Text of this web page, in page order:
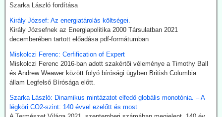
klíma-lezárásokat a kovid-lezárások mintájára?
Google és az egyéb MI által támogatott keresők szerint a
klímavészhelyzet miatti lezárások csupáncsak összeesküvés-
elmélet. Az igazság evvel szemben az, hogy a fogalmat egy, a
WHO megbízásából dolgozó közgazdász alkotta meg 2020
októberében. A támogatók között ott volt a Soros-alapítvány és a
világ legnagyobb vállalatait összefogó World Business Council for
miatti lezárások a vörös hús fogyasztásának tilalmát, a személyes
járműhasználat korlátozását, a fosszilis tüzelőanyagok
Szarka László fordítása
Király József: Az energiatárolás költségei.
Király Józsefnek az Energiapolitika 2000 Társulatban 2021
decemberében tartott előadása pdf-formátumban
Miskolczi Ferenc: Cerfification of Expert
Miskolczi Ferenc 2016-ban adott szakértői véleménye a Timothy Ball
és Andrew Weawer között folyó bírósági ügyben British Columbia
állam Legfelső Bírósága előtt.
Szarka László: Dinamikus mintázatot elfedő globális monotónia. – A
légköri CO2-szint: 140 évvel ezelőtt és most